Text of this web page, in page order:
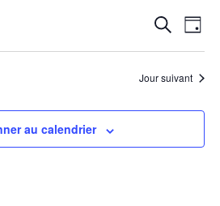
et
de
Jour
Jour suivant
au calendrier